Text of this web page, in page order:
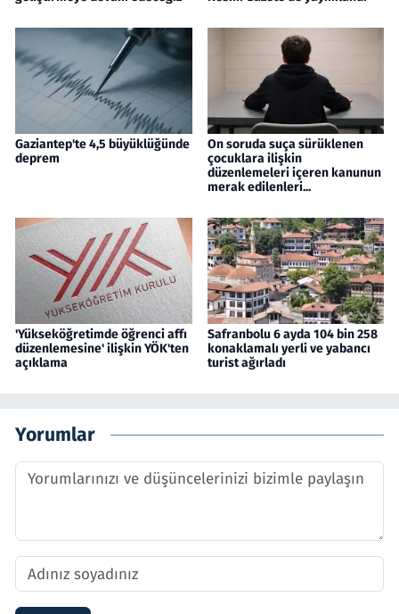
Gaziantep'te 4,5 büyüklüğünde
deprem
On soruda suça sürüklenen
çocuklara ilişkin
düzenlemeleri içeren kanunun
merak edilenleri...
'Yükseköğretimde öğrenci affı
düzenlemesine' ilişkin YÖK'ten
açıklama
Safranbolu 6 ayda 104 bin 258
konaklamalı yerli ve yabancı
turist ağırladı
Yorumlar